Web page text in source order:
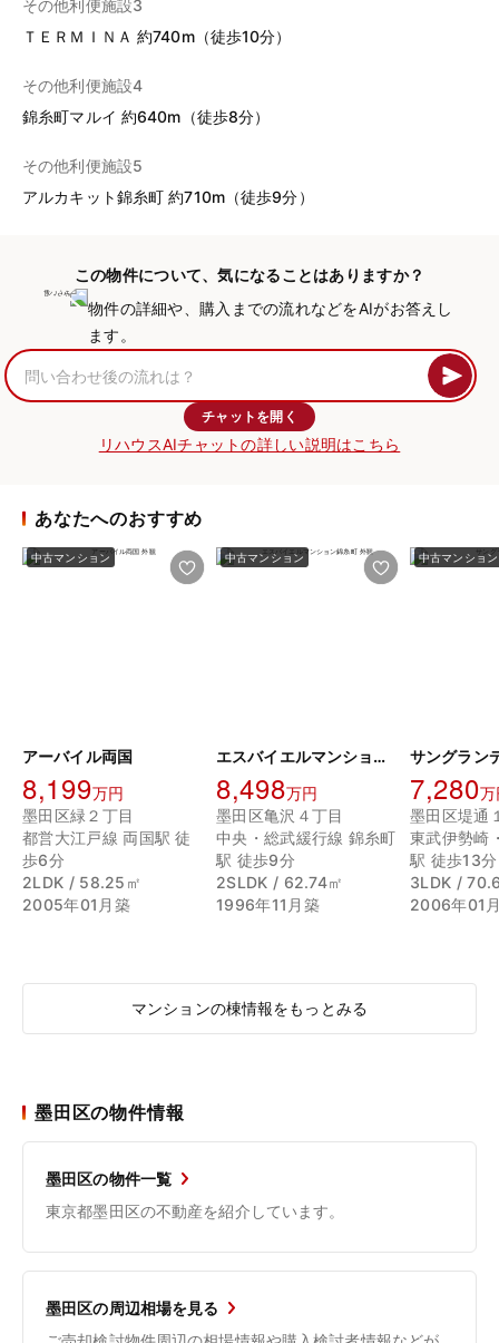
その他利便施設3
ＴＥＲＭＩＮＡ 約740m（徒歩10分）
その他利便施設4
錦糸町マルイ 約640m（徒歩8分）
その他利便施設5
アルカキット錦糸町 約710m（徒歩9分）
この物件について、気になることはありますか？
物件の詳細や、購入までの流れなどをAIがお答えし
ます。
チャットを開く
リハウスAIチャットの詳しい説明はこちら
あなたへのおすすめ
中古マンション
アーバイル両国
8,199万円
墨田区緑２丁目
都営大江戸線 両国駅 徒
歩6分
2LDK / 58.25㎡
2005年01月築
中古マンション
エスバイエルマンション錦糸町
8,498万円
墨田区亀沢４丁目
中央・総武緩行線 錦糸町
駅 徒歩9分
2SLDK / 62.74㎡
1996年11月築
中古マンション
サングラン
7,280万
墨田区堤通
東武伊勢崎
駅 徒歩13分
3LDK /
2006年01
マンションの棟情報をもっとみる
墨田区の物件情報
墨田区の物件一覧
東京都墨田区の不動産を紹介しています。
墨田区の周辺相場を見る